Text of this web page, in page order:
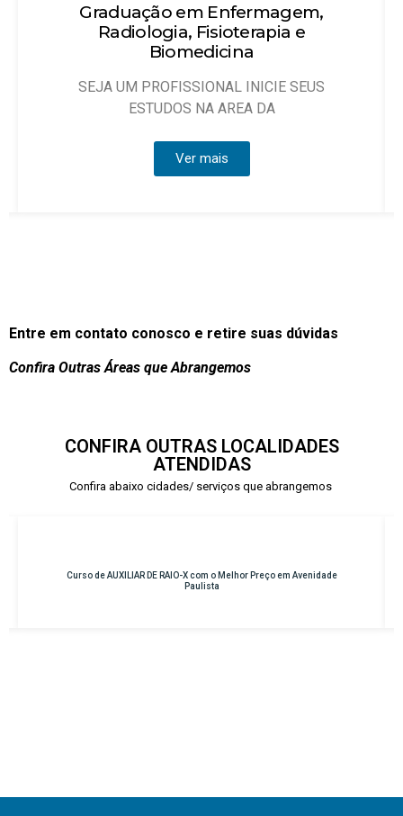
em Enfermagem,
Fisioterapia e
INICIE SEUS
Técnico
Entre em contato conosco e retire suas dúvidas
Confira Outras Áreas que Abrangemos
CONFIRA OUTRAS LOCALIDADES
ATENDIDAS
Confira abaixo cidades/ serviços que abrangemos
Curso de AUXILIAR DE RAIO-X com o Melhor Preço em Avenidade
Paulista